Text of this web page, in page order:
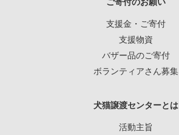
支援金・ご寄付
支援物資
バザー品のご寄付
ボランティアさん募集
犬猫譲渡センターとは
活動主旨